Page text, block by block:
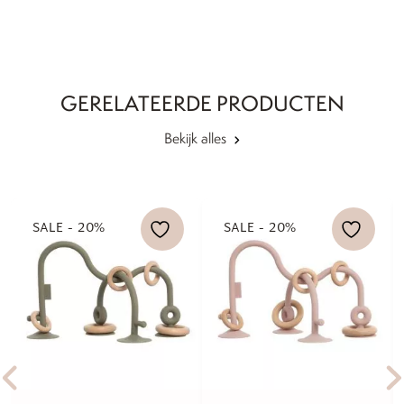
GERELATEERDE PRODUCTEN
Bekijk alles
SALE - 20% SALE - 20%